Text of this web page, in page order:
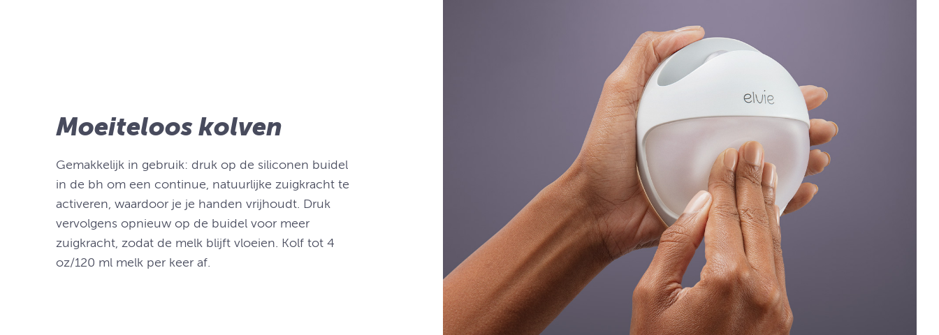
Moeiteloos kolven
Gemakkelijk in gebruik: druk op de siliconen buidel
in de bh om een continue, natuurlijke zuigkracht te
activeren, waardoor je je handen vrijhoudt. Druk
vervolgens opnieuw op de buidel voor meer
zuigkracht, zodat de melk blijft vloeien. Kolf tot 4
oz/120 ml melk per keer af.